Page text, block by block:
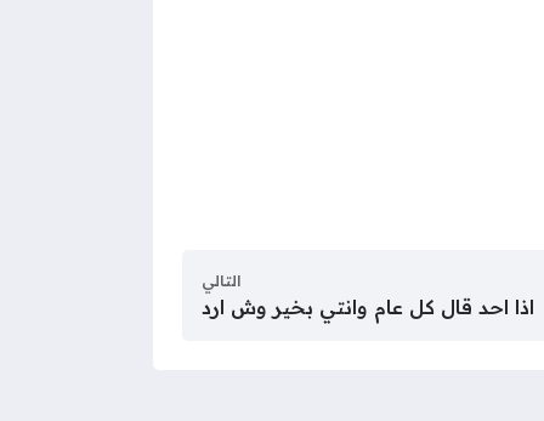
التالي
اذا احد قال كل عام وانتي بخير وش ارد